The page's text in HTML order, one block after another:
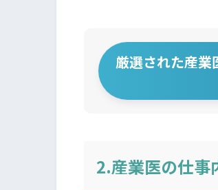
厳選された産業
2.産業医の仕事